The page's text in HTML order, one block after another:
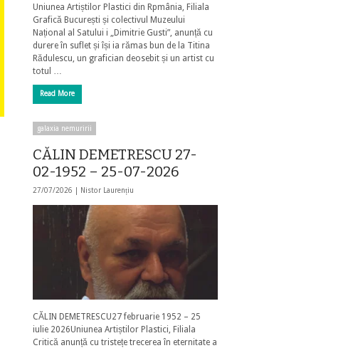
Uniunea Artiștilor Plastici din Rpmânia, Filiala
Grafică București și colectivul Muzeului
Național al Satului i „Dimitrie Gusti”, anunță cu
durere în suflet și își ia rămas bun de la Titina
Rădulescu, un grafician deosebit și un artist cu
totul …
Read More
galaxia nemuririi
CĂLIN DEMETRESCU 27-
02-1952 – 25-07-2026
27/07/2026 | Nistor Laurențiu
CĂLIN DEMETRESCU27 februarie 1952 – 25
iulie 2026Uniunea Artiștilor Plastici, Filiala
Critică anunță cu tristețe trecerea în eternitate a